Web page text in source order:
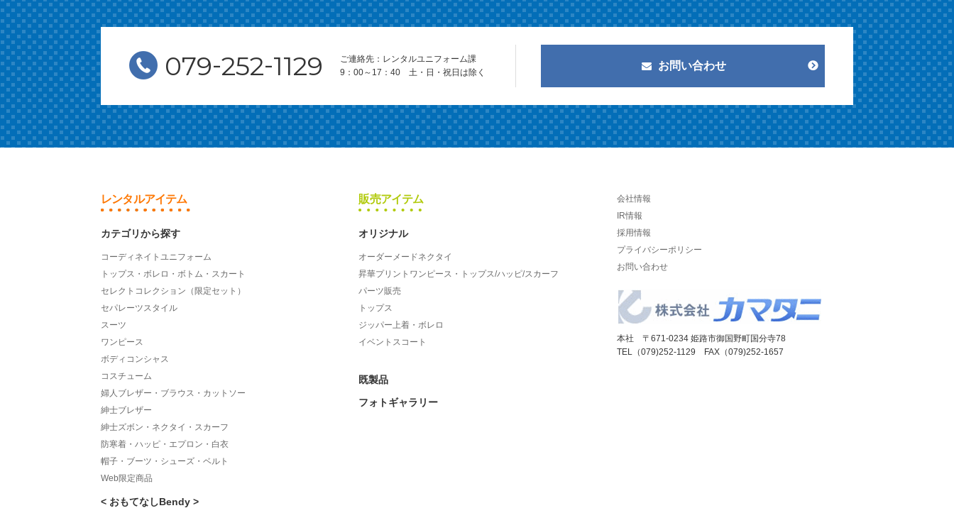
079-252-1129
ご連絡先：レンタルユニフォーム課
9：00～17：40 土・日・祝日は除く
お問い合わせ
レンタルアイテム
カテゴリから探す
コーディネイトユニフォーム
トップス・ボレロ・ボトム・スカート
セレクトコレクション（限定セット）
セパレーツスタイル
スーツ
ワンピース
ボディコンシャス
コスチューム
婦人ブレザー・ブラウス・カットソー
紳士ブレザー
紳士ズボン・ネクタイ・スカーフ
防寒着・ハッピ・エプロン・白衣
帽子・ブーツ・シューズ・ベルト
Web限定商品
< おもてなしBendy >
販売アイテム
オリジナル
オーダーメードネクタイ
昇華プリントワンピース・トップス/ハッピ/スカーフ
パーツ販売
トップス
ジッパー上着・ボレロ
イベントスコート
既製品
フォトギャラリー
会社情報
IR情報
採用情報
プライバシーポリシー
お問い合わせ
本社 〒671-0234 姫路市御国野町国分寺78
TEL（079)252-1129 FAX（079)252-1657